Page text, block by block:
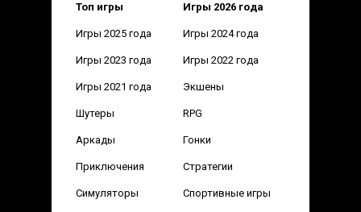
Топ игры Игры 2026 года
Игры 2025 года Игры 2024 года
Игры 2023 года Игры 2022 года
Игры 2021 года Экшены
Шутеры RPG
Аркады Гонки
Приключения Стратегии
Симуляторы Спортивные игры